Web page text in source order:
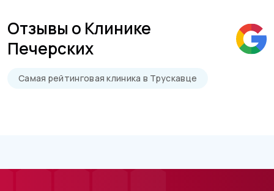
Отзывы о Клинике
Печерских
Самая рейтинговая клиника в Трускавце